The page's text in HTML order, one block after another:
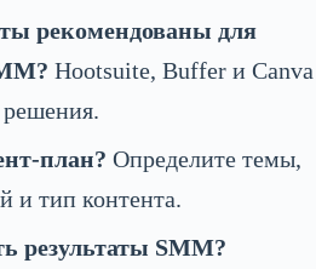
рекомендованы для
Hootsuite, Buffer и Canva
план? Определите темы,
и тип контента.
результаты SMM?